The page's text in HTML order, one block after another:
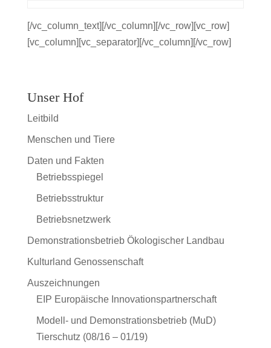
[/vc_column_text][/vc_column][/vc_row][vc_row]
[vc_column][vc_separator][/vc_column][/vc_row]
Unser Hof
Leitbild
Menschen und Tiere
Daten und Fakten
Betriebsspiegel
Betriebsstruktur
Betriebsnetzwerk
Demonstrationsbetrieb Ökologischer Landbau
Kulturland Genossenschaft
Auszeichnungen
EIP Europäische Innovationspartnerschaft
Modell- und Demonstrationsbetrieb (MuD)
Tierschutz (08/16 – 01/19)